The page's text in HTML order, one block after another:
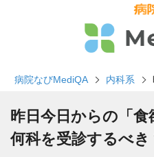
病院なびMediQA 内科系
昨日今日からの「食
何科を受診するべき